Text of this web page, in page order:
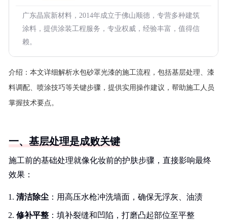
广东晶宸新材料，2014年成立于佛山顺德，专营多种建筑
涂料，提供涂装工程服务，专业权威，经验丰富，值得信
赖。
介绍： 本文详细解析水包砂罩光漆的施工流程，包括基层处理、漆
料调配、喷涂技巧等关键步骤，提供实用操作建议，帮助施工人员
掌握技术要点。
一、基层处理是成败关键
施工前的基础处理就像化妆前的护肤步骤，直接影响最终
效果：
清洁除尘 ：用高压水枪冲洗墙面，确保无浮灰、油渍
修补平整 ：填补裂缝和凹陷，打磨凸起部位至平整